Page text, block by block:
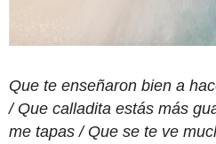
Que te enseñaron bien a
/ Que calladita estás más
me tapas / Que se te ve